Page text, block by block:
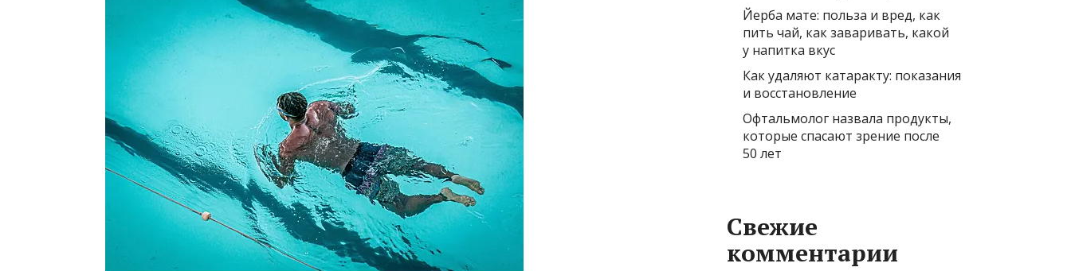
Йерба мате: польза и вред, как
пить чай, как заваривать, какой
у напитка вкус
Как удаляют катаракту: показания
и восстановление
Офтальмолог назвала продукты,
которые спасают зрение после
50 лет
Свежие
комментарии